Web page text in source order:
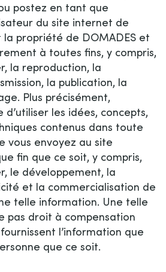
postez en tant que
du site internet de
la propriété de DOMADES et
à toutes fins, y compris,
la reproduction, la
la publication, la
Plus précisément,
d’utiliser les idées, concepts,
contenus dans toute
vous envoyez au site
fin que ce soit, y compris,
le développement, la
et la commercialisation de
telle information. Une telle
pas droit à compensation
l’information que
que ce soit.